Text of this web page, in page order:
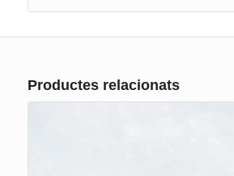
Productes relacionats